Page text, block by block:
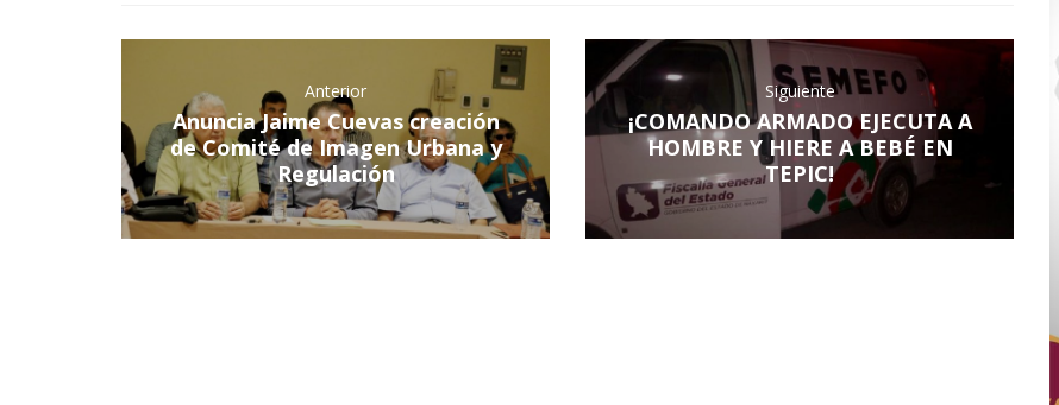
Anterior
Anuncia Jaime Cuevas creación
de Comité de Imagen Urbana y
Regulación
Siguiente
¡COMANDO ARMADO EJECUTA A
HOMBRE Y HIERE A BEBÉ EN
TEPIC!